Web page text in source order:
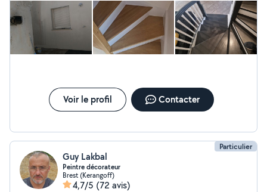
Voir le profil Contacter
Particulier
Guy Lakbal
Peintre décorateur
Brest (Kerangoff)
4,7/5 (72 avis)